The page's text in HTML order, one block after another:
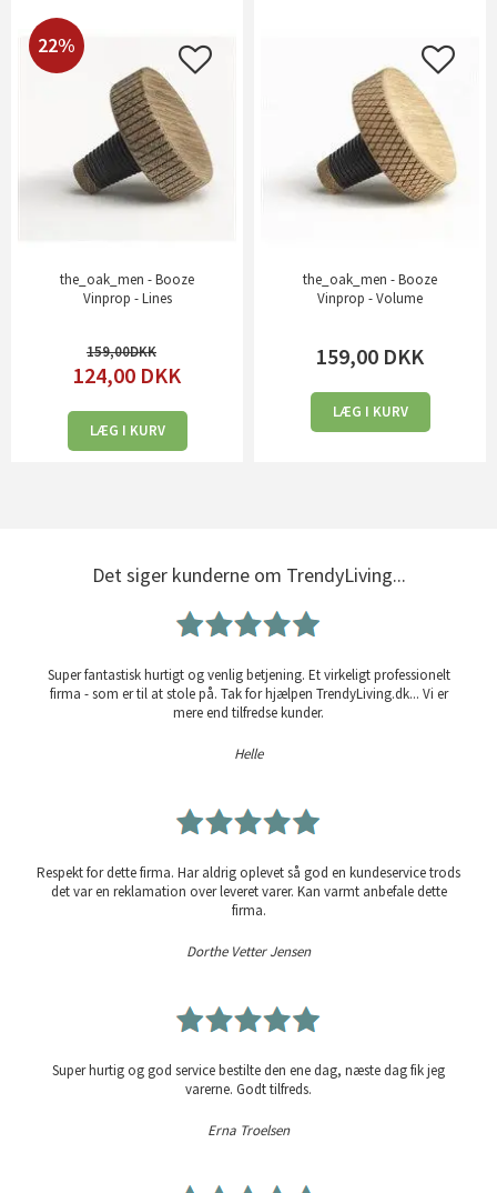
22%
the_oak_men - Booze
Vinprop - Lines
159,00
124,00 DKK
LÆG I KURV
the_oak_men - Booze
Vinprop - Volume
159,00 DKK
LÆG I KURV
Det siger kunderne om TrendyLiving...
Super fantastisk hurtigt og venlig betjening. Et virkeligt professionelt
firma - som er til at stole på. Tak for hjælpen TrendyLiving.dk... Vi er
mere end tilfredse kunder.
Helle
Respekt for dette firma. Har aldrig oplevet så god en kundeservice trods
det var en reklamation over leveret varer. Kan varmt anbefale dette
firma.
Dorthe Vetter Jensen
Super hurtig og god service bestilte den ene dag, næste dag fik jeg
varerne. Godt tilfreds.
Erna Troelsen